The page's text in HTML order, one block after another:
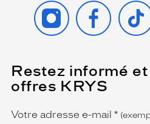
INSTAGRAMFACEBOOK
Restez informé
offres KRYS
Name
Votre adresse e-mail *
(Ce
champ
est
obligatoire)